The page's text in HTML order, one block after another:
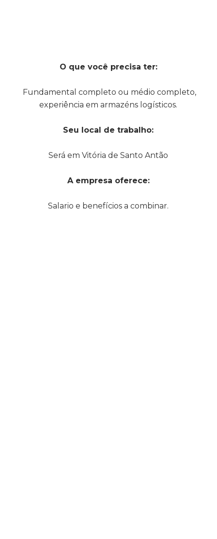
O que você precisa ter:
Fundamental completo ou médio completo,
experiência em armazéns logísticos.
Seu local de trabalho:
Será em Vitória de Santo Antão
A empresa oferece:
Salario e benefícios a combinar.